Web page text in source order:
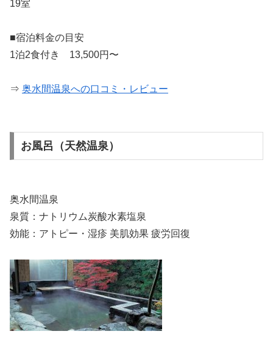
19室
■宿泊料金の目安
1泊2食付き 13,500円〜
⇒ 奥水間温泉への口コミ・レビュー
お風呂（天然温泉）
奥水間温泉
泉質：ナトリウム炭酸水素塩泉
効能：アトピー・湿疹 美肌効果 疲労回復